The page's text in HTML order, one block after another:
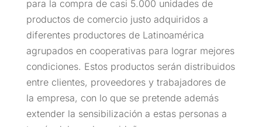
para la compra de casi 5.000 unidades de
productos de comercio justo adquiridos a
diferentes productores de Latinoamérica
agrupados en cooperativas para lograr mejores
condiciones. Estos productos serán distribuidos
entre clientes, proveedores y trabajadores de
la empresa, con lo que se pretende además
extender la sensibilización a estas personas a